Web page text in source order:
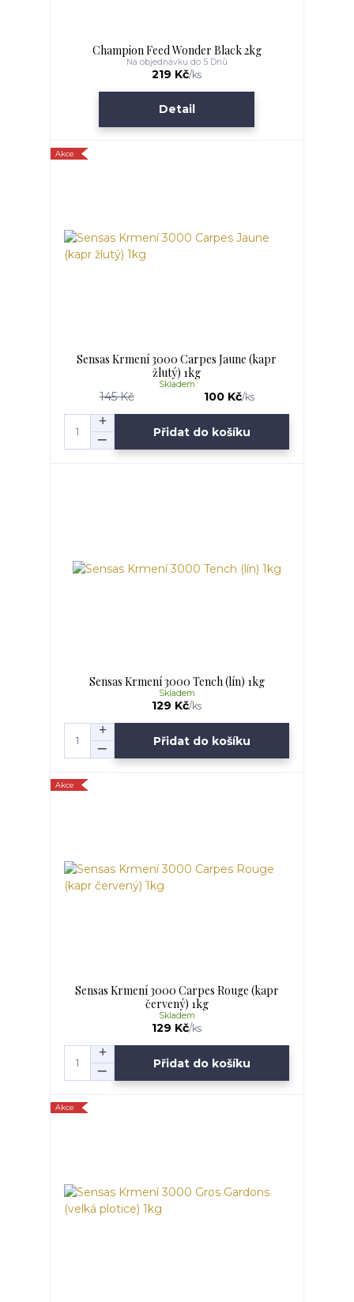
Champion Feed Wonder Black 2kg
219 Kč/ks
Na objednávku do 5 Dnů
Detail
Akce
Sensas Krmení 3000 Carpes Jaune (kapr
žlutý) 1kg
145 Kč 100 Kč/ks
Skladem
Přidat do košíku
Sensas Krmení 3000 Tench (lín) 1kg
129 Kč/ks
Skladem
Přidat do košíku
Akce
Sensas Krmení 3000 Carpes Rouge (kapr
červený) 1kg
129 Kč/ks
Skladem
Přidat do košíku
Akce